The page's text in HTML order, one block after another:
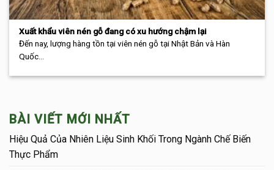
Xuất khẩu viên nén gỗ đang có xu hướng chậm lại
Đến nay, lượng hàng tồn tại viên nén gỗ tại Nhật Bản và Hàn
Quốc...
BÀI VIẾT MỚI NHẤT
Hiệu Quả Của Nhiên Liệu Sinh Khối Trong Ngành Chế Biến
Thực Phẩm